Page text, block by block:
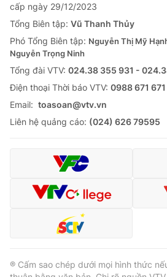
cấp ngày 29/12/2023
Tổng Biên tập: Vũ Thanh Thủy
Phó Tổng Biên tập: Nguyễn Thị Mỹ
Nguyễn Trọng Ninh
Tổng đài VTV: 024.38 355 931 -
Ðiện thoại Thời báo VTV: 0988 671 671
Email: toasoan@vtv.vn
Liên hệ quảng cáo: (024) 626 79595
® Cấm sao chép dưới mọi hình thức